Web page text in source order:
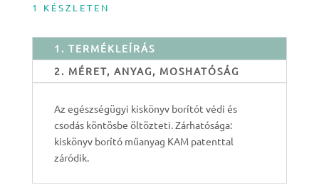
1 KÉSZLETEN
1. TERMÉKLEÍRÁS
2. MÉRET, ANYAG, MOSHATÓSÁG
Az egészségügyi kiskönyv borítót védi és
csodás köntösbe öltözteti. Zárhatósága:
kiskönyv borító műanyag KAM patenttal
záródik.